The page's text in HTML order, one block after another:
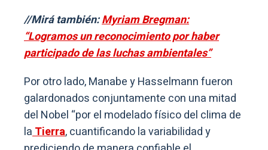
//Mirá también:Myriam Bregman:
“Logramos un reconocimiento por haber
participado de las luchas ambientales”
Por otro lado, Manabe y Hasselmann fueron
galardonados conjuntamente con una mitad
del Nobel “por el modelado físico del clima de
laTierra, cuantificando la variabilidad y